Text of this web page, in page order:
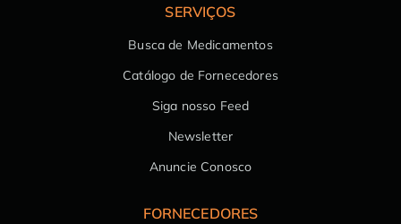
SERVIÇOS
Busca de Medicamentos
Catálogo de Fornecedores
Siga nosso Feed
Newsletter
Anuncie Conosco
FORNECEDORES